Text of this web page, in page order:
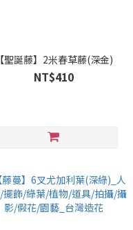
【聖誕藤】2米春草藤(深金)
NT$410